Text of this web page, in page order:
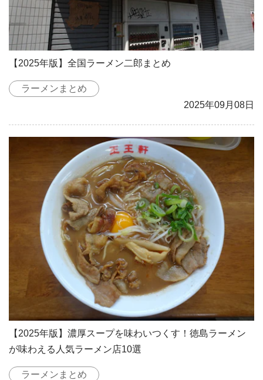
【2025年版】全国ラーメン二郎まとめ
ラーメンまとめ
2025年09月08日
【2025年版】濃厚スープを味わいつくす！徳島ラーメン
が味わえる人気ラーメン店10選
ラーメンまとめ